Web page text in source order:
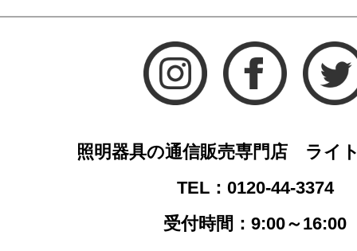
照明器具の通信販売専門店 ライ
TEL：0120-44-3374
受付時間：9:00～16:00